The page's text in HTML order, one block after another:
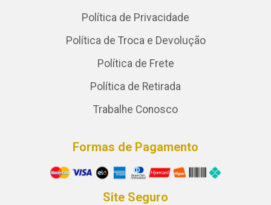
Política de Privacidade
Política de Troca e Devolução
Política de Frete
Política de Retirada
Trabalhe Conosco
Formas de Pagamento
Site Seguro